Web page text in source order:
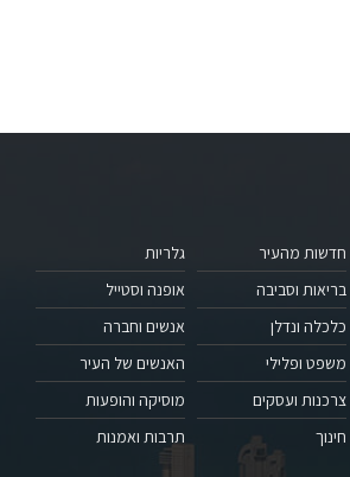
חדשות מהעיר
בריאות וסביבה
כלכלה ונדלן
משפט ופלילי
צרכנות ועסקים
חינוך
גלריות
אופנה וסטייל
אנשים וחברה
האנשים של העיר
מוסיקה והופעות
תרבות ואמנות